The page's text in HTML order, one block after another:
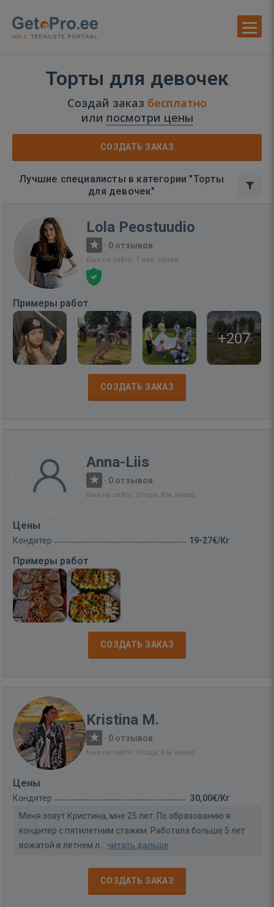
Торты для девочек
Создай заказ бесплатно
или посмотри цены
СОЗДАТЬ ЗАКАЗ
Лучшие специалисты в категории "Торты
для девочек"
Lola Peostuudio
· 0 отзывов
Был на сайте: 7 мес. назад
Примеры работ
+207
СОЗДАТЬ ЗАКАЗ
Anna-Liis
· 0 отзывов
Был на сайте: 2 года, 8 м. назад
Цены
Кондитер 19-27€/Кг
Примеры работ
СОЗДАТЬ ЗАКАЗ
Kristina M.
· 0 отзывов
Был на сайте: 3 года, 0 м. назад
Цены
Кондитер
30,00€/Кг
Меня зовут Кристина, мне 25 лет. По образованию я
кондитер с пятилетним стажем. Работала больше 5 лет
вожатой в летнем л... читать дальше
СОЗДАТЬ ЗАКАЗ